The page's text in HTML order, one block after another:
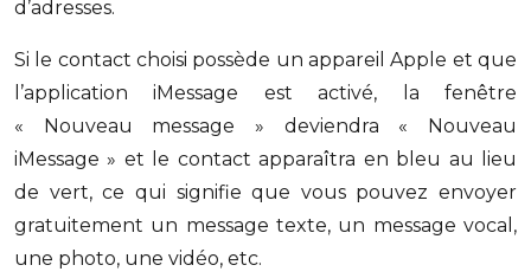
d’adresses.
Si le contact choisi possède un appareil Apple et que
l’application iMessage est activé, la fenêtre
« Nouveau message » deviendra « Nouveau
iMessage » et le contact apparaîtra en bleu au lieu
de vert, ce qui signifie que vous pouvez envoyer
gratuitement un message texte, un message vocal,
une photo, une vidéo, etc.